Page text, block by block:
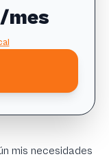
/mes
mis necesidades